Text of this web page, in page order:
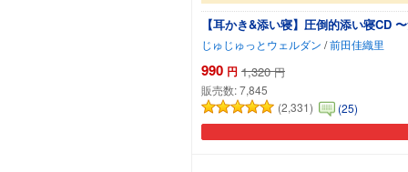
【耳かき&添い寝】圧倒的添い寝CD
じゅじゅっとウェルダン /前田佳織里
990 円 1,320 円
販売数:7,845
(2,331)
(25)